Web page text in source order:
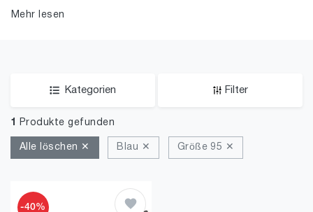
Accessoires in Größe 95 und alle Trends aus 2026 für
Mehr lesen
Kategorien Filter
1 Produkte gefunden
Alle löschen ✕ Blau ✕ Größe 95 ✕
-40%